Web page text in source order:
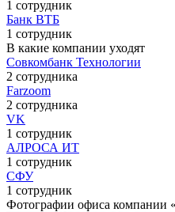
1 сотрудник
Банк ВТБ
1 сотрудник
В какие компании уходят
Совкомбанк Технологии
2 сотрудника
Farzoom
2 сотрудника
VK
1 сотрудник
АЛРОСА ИТ
1 сотрудник
СФУ
1 сотрудник
Фотографии офиса компании